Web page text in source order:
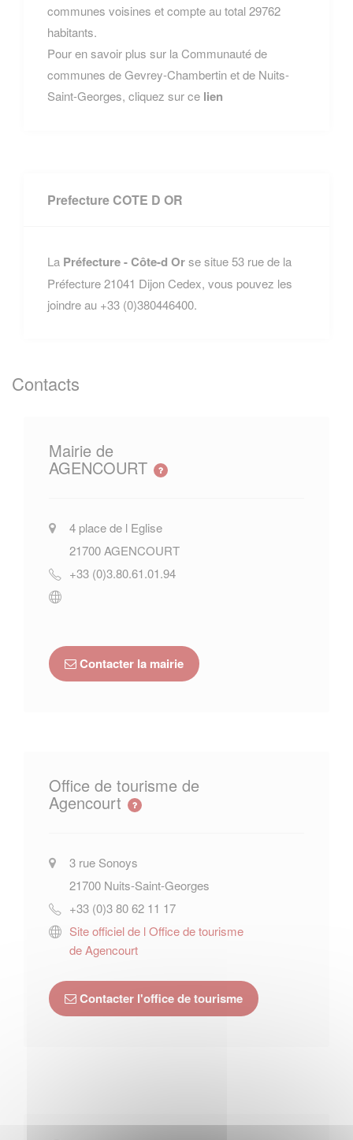
communes voisines et compte au total 29762
habitants.
Pour en savoir plus sur la Communauté de
communes de Gevrey-Chambertin et de Nuits-
Saint-Georges, cliquez sur ce lien
Prefecture COTE D OR
La Préfecture - Côte-d Orse situe 53 rue de la
Préfecture 21041 Dijon Cedex, vous pouvez les
joindre au +33 (0)380446400.
Contacts
Mairie de
AGENCOURT
4 place de l Eglise
21700 AGENCOURT
+33 (0)3.80.61.01.94
Contacter la mairie
Office de tourisme de
Agencourt
3 rue Sonoys
21700 Nuits-Saint-Georges
+33 (0)3 80 62 11 17
Site officiel de l Office de tourisme
de Agencourt
Contacter l'office de tourisme